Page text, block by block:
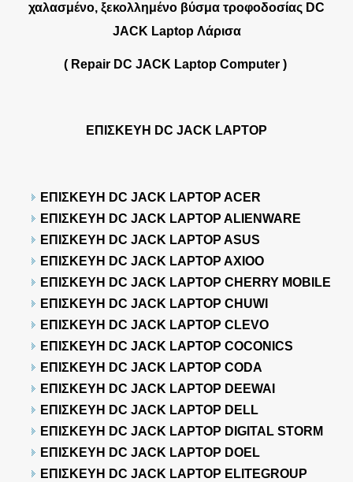
χαλασμένο, ξεκολλημένο βύσμα τροφοδοσίας DC
JACK Laptop Λάρισα
( Repair DC JACK Laptop Computer )
ΕΠΙΣΚΕΥΗ DC JACK LAPTOP
ΕΠΙΣΚΕΥΗ DC JACK LAPTOP ACER
ΕΠΙΣΚΕΥΗ DC JACK LAPTOP ALIENWARE
ΕΠΙΣΚΕΥΗ DC JACK LAPTOP ASUS
ΕΠΙΣΚΕΥΗ DC JACK LAPTOP AXIOO
ΕΠΙΣΚΕΥΗ DC JACK LAPTOP CHERRY MOBILE
ΕΠΙΣΚΕΥΗ DC JACK LAPTOP CHUWI
ΕΠΙΣΚΕΥΗ DC JACK LAPTOP CLEVO
ΕΠΙΣΚΕΥΗ DC JACK LAPTOP COCONICS
ΕΠΙΣΚΕΥΗ DC JACK LAPTOP CODA
ΕΠΙΣΚΕΥΗ DC JACK LAPTOP DEEWAI
ΕΠΙΣΚΕΥΗ DC JACK LAPTOP DELL
ΕΠΙΣΚΕΥΗ DC JACK LAPTOP DIGITAL STORM
ΕΠΙΣΚΕΥΗ DC JACK LAPTOP DOEL
ΕΠΙΣΚΕΥΗ DC JACK LAPTOP ELITEGROUP